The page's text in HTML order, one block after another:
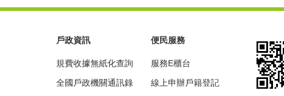
戶政資訊
規費收據無紙化查詢
全國戶政機關通訊錄
便民服務
服務E櫃台
線上申辦戶籍登記